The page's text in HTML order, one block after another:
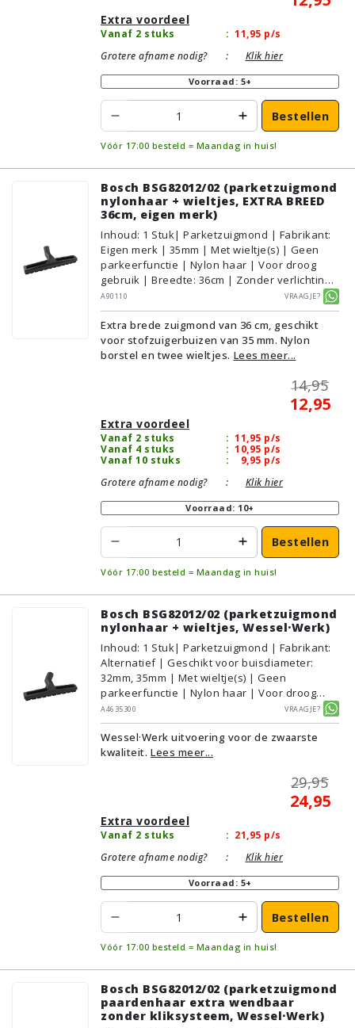
Extra voordeel
Vanaf 2 stuks : 11,95 p/s
Grotere afname nodig?
: Klik hier
Voorraad: 5+
Bestellen
Vóór 17:00 besteld = Maandag in huis!
Bosch BSG82012/02 (parketzuigmond
nylonhaar + wieltjes, EXTRA BREED
36cm, eigen merk)
Inhoud: 1 Stuk| Parketzuigmond | Fabrikant:
Eigen merk | 35mm | Met wieltje(s) | Geen
parkeerfunctie | Nylon haar | Voor droog
gebruik | Breedte: 36cm | Zonder verlichting |
Zonder kliksysteem | Zwart | Alternatief |
Geschikt voor vloertype: Plavuizen/Tegels,
Parket/Laminaat, PVC/Vinyl
A90110 Vraagje?
Extra brede zuigmond van 36 cm, geschikt
voor stofzuigerbuizen van 35 mm. Nylon
borstel en twee wieltjes. Lees meer...
14,95
12,95
Extra voordeel
Vanaf 2 stuks : 11,95 p/s
Vanaf 4 stuks
: 10,95 p/s
Vanaf 10 stuks
: 9,95 p/s
Grotere afname nodig?
: Klik hier
Voorraad: 10+
Bestellen
Vóór 17:00 besteld = Maandag in huis!
Bosch BSG82012/02 (parketzuigmond
nylonhaar + wieltjes, Wessel·Werk)
Inhoud: 1 Stuk| Parketzuigmond | Fabrikant:
Alternatief | Geschikt voor buisdiameter:
32mm, 35mm | Met wieltje(s) | Geen
parkeerfunctie | Nylon haar | Voor droog
gebruik | Breedte: 30cm | Zonder verlichting |
Zonder kliksysteem | Zwart | Wessel·Werk |
Geschikt voor vloertype: Plavuizen/Tegels,
Parket/Laminaat, PVC/Vinyl
A4635300 Vraagje?
Wessel·Werk uitvoering voor de zwaarste
kwaliteit. Lees meer...
29,95
24,95
Extra voordeel
Vanaf 2 stuks : 21,95 p/s
Grotere afname nodig?
: Klik hier
Voorraad: 5+
Bestellen
Vóór 17:00 besteld = Maandag in huis!
Bosch BSG82012/02 (parketzuigmond
paardenhaar extra wendbaar
zonder kliksysteem, Wessel·Werk)